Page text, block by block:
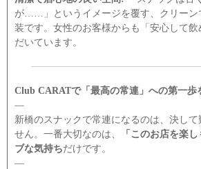
が……」というイメージを覆す、クリーン
装です。女性のお客様からも「安心して
だいています。
Club CARATで「最高の常連」への第一歩
―
新橋のスナックで常連になるのは、決して
せん。一番大切なのは、
「このお店を楽
ブな気持ちだけです。
―